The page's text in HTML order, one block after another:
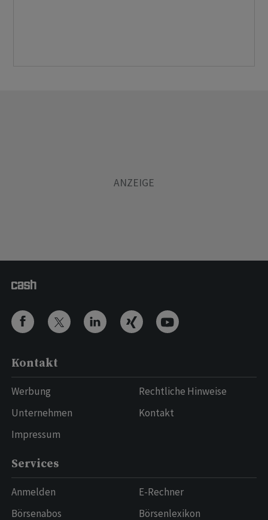
Kontakt
Werbung
Unternehmen
Impressum
Rechtliche Hinweise
Kontakt
Services
Anmelden
Börsenabos
E-Rechner
Börsenlexikon